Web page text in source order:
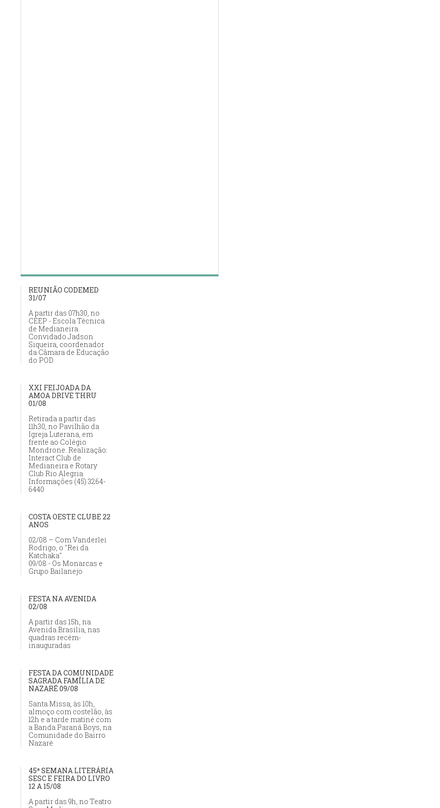
REUNIÃO CODEMED
31/07
A partir das 07h30, no
CEEP - Escola Técnica
de Medianeira.
Convidado Jadson
Siqueira, coordenador
da Câmara de Educação
do POD
XXI FEIJOADA DA
AMOA DRIVE THRU
01/08
Retirada a partir das
11h30, no Pavilhão da
Igreja Luterana, em
frente ao Colégio
Mondrone. Realização:
Interact Club de
Medianeira e Rotary
Club Rio Alegria.
Informações (45) 3264-
6440
COSTA OESTE CLUBE 22
ANOS
02/08 – Com Vanderlei
Rodrigo, o "Rei da
Katchaka".
09/08 - Os Monarcas e
Grupo Bailanejo
FESTA NA AVENIDA
02/08
A partir das 15h, na
Avenida Brasília, nas
quadras recém-
inauguradas
FESTA DA COMUNIDADE
SAGRADA FAMÍLIA DE
NAZARÉ 09/08
Santa Missa, às 10h,
almoço com costelão, às
12h e a tarde matiné com
a Banda Paraná Boys, na
Comunidade do Bairro
Nazaré
45ª SEMANA LITERÁRIA
SESC E FEIRA DO LIVRO
12 A 15/08
A partir das 9h, no Teatro